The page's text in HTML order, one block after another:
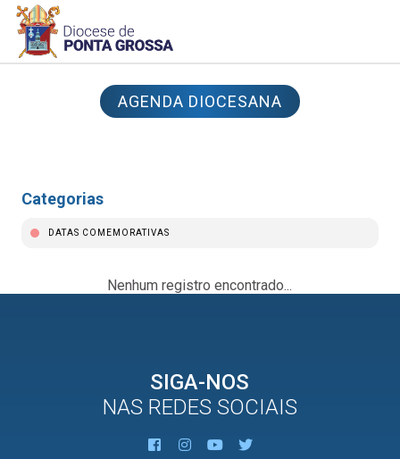
AGENDA DIOCESANA
Categorias
DATAS COMEMORATIVAS
Nenhum registro encontrado...
SIGA-NOS
NAS REDES SOCIAIS